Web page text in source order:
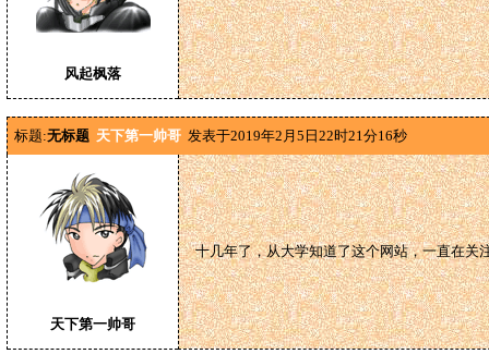
风起枫落
标题:无标题 天下第一帅哥 发表于2019年2月5日22时21分16秒
天下第一帅哥
十几年了，从大学知道了这个网站，一直在关